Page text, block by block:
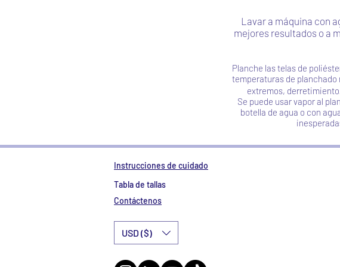
Lavar a máquina con
mejores resultados o a
Planche las telas de
temperaturas de planchado
extremos,
Se puede usar vapor al
botella de agua o con
Instrucciones de cuidado
Tabla de tallas
Contáctenos
USD ($)